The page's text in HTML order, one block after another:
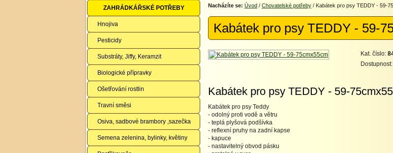
ZAHRÁDKÁŘSKÉ POTŘEBY
Hnojiva
Pesticidy
Substráty, Jiffy, Keramzit
Biologické přípravky
Ošetřování rostlin
Travní směsi
Osiva, sadbové brambory ,sazečka
Semena zelenina, bylinky, květiny
Nacházíte se: Úvod / Chovatelské potřeby / Kabátek pro psy TEDDY - 59-
Kabátek pro psy TEDDY - 59-
Kat. číslo:
Dostupnost:
Kabátek pro psy TEDDY - 59-
Kabátek pro psy Teddy
- odolný proti vodě a větru
- teplá plyšová podšívka
- reflexní pruhy na zadní kapse
- kapuce
- nastavitelný obvod pásku